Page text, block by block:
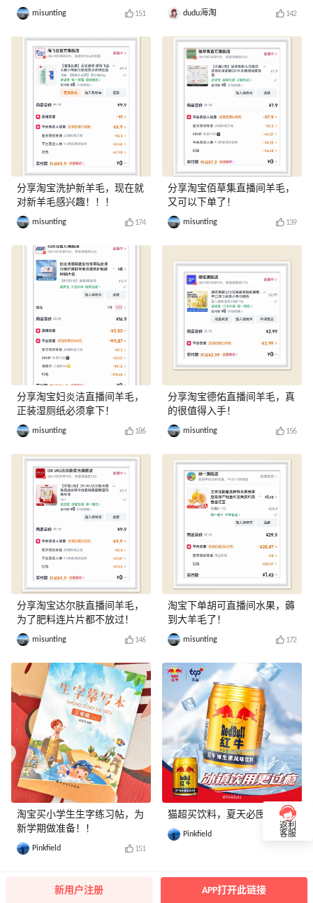
misunting 151
分享淘宝洗护新羊毛，现在就
对新羊毛感兴趣！！！
misunting 174
分享淘宝妇炎洁直播间羊毛，
正装湿厕纸必须拿下！
misunting 186
分享淘宝达尔肤直播间羊毛，
为了肥料连片片都不放过！
misunting 146
淘宝买小学生生字练习帖，为
新学期做准备！！
Pinkfield 151
dudu海淘 142
分享淘宝佰草集直播间羊毛，
又可以下单了！
misunting 139
分享淘宝德佑直播间羊毛，真
的很值得入手！
misunting 156
淘宝下单胡可直播间水果，薅
到大羊毛了！
misunting 172
猫超买饮料，夏天必囤！！
Pinkfield 141
返利
客服
新用户注册 APP打开此链接